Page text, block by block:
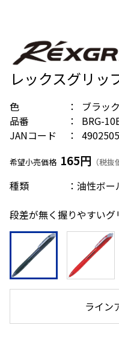
レックスグリッ
色
ブラック
品番
BRG-
JANコード
希望小売価格 165円 （税抜
種類 ：油性ボー
段差が無く握りやすい
ライン